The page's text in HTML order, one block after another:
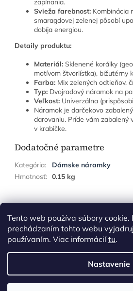
Tento web používa súbory cookie.
prechádzaním tohto webu
používaním. Viac informáciítu.
Nastavenie
zapínania.
Svieža farebnosť: Kombinácia
smaragdovej zelenej pôsobí
dobíja energiou.
Detaily produktu:
Materiál: Sklenené korálky
motívom štvorlístka), bižutérny
Farba: Mix zelených odtieňov,
Typ: Dvojradový náramok na
Veľkosť: Univerzálna
Náramok je darčekovo
darovaniu. Príde vám zabalený
v krabičke.
Dodatočné parametre
Kategória:
Dámske náramky
Hmotnosť: 0.15 kg
Z
Vytvoril